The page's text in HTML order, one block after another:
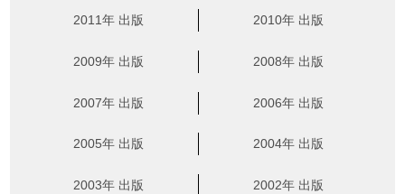
2011年 出版 2010年 出版
2009年 出版 2008年 出版
2007年 出版 2006年 出版
2005年 出版 2004年 出版
2003年 出版 2002年 出版